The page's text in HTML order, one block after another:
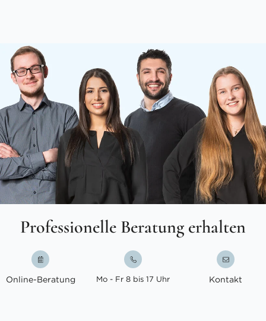
Professionelle Beratung erhalten
Online-Beratung Mo - Fr 8 bis 17 Uhr Kontakt